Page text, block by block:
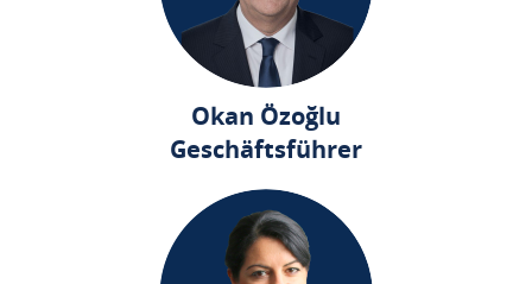
Okan Özoğlu
Geschäftsführer